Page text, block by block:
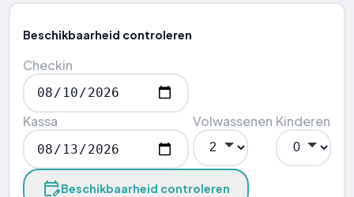
Beschikbaarheid controleren
Checkin
Kassa Volwassenen Kinderen
Beschikbaarheid controleren